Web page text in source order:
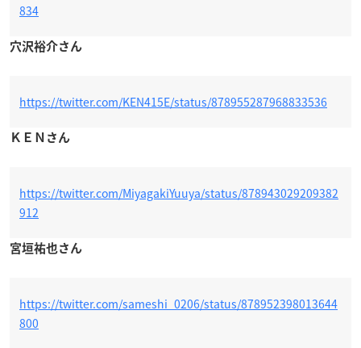
834
穴沢裕介さん
https://twitter.com/KEN415E/status/878955287968833536
ＫＥＮさん
https://twitter.com/MiyagakiYuuya/status/878943029209382
912
宮垣祐也さん
https://twitter.com/sameshi_0206/status/878952398013644
800